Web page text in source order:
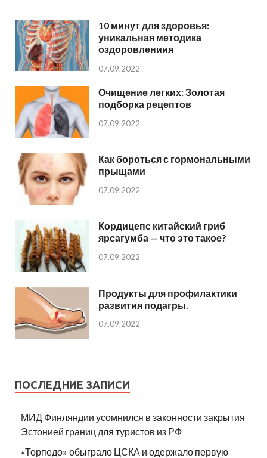
10 минут для здоровья:
уникальная методика
оздоровлениия
07.09.2022
Очищение легких: Золотая
подборка рецептов
07.09.2022
Как бороться с гормональными
прыщами
07.09.2022
Кордицепс китайский гриб
ярсагумба — что это такое?
07.09.2022
Продукты для профилактики
развития подагры.
07.09.2022
ПОСЛЕДНИЕ ЗАПИСИ
МИД Финляндии усомнился в законности закрытия
Эстонией границ для туристов из РФ
«Торпедо» обыграло ЦСКА и одержало первую